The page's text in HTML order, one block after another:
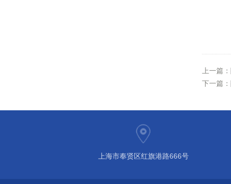
上一篇：
下一篇：
上海市奉贤区红旗港路666号